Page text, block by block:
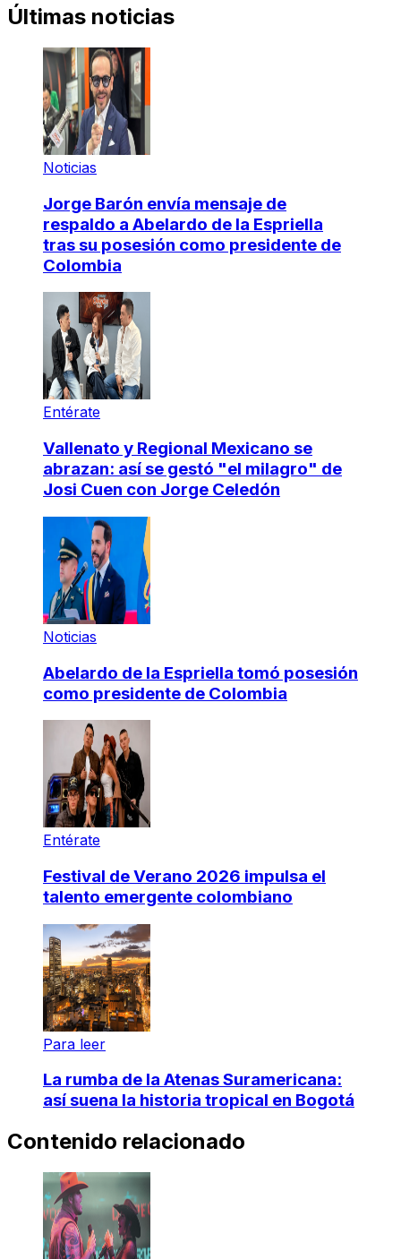
Últimas noticias
Noticias
Jorge Barón envía mensaje de
respaldo a Abelardo de la Espriella
tras su posesión como presidente de
Colombia
Entérate
Vallenato y Regional Mexicano se
abrazan: así se gestó "el milagro" de
Josi Cuen con Jorge Celedón
Noticias
Abelardo de la Espriella tomó posesión
como presidente de Colombia
Entérate
Festival de Verano 2026 impulsa el
talento emergente colombiano
Para leer
La rumba de la Atenas Suramericana:
así suena la historia tropical en Bogotá
Contenido relacionado